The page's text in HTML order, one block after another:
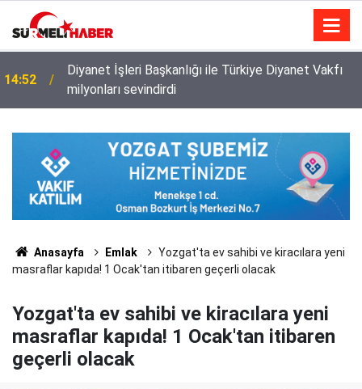
14:52
Diyanet İşleri Başkanlığı ile Türkiye Diyanet Vakfı
milyonları sevindirdi
Anasayfa Emlak
Yozgat'ta ev sahibi ve kiracılara yeni
masraflar kapıda! 1 Ocak'tan itibaren geçerli olacak
Yozgat'ta ev sahibi ve kiracılara yeni
masraflar kapıda! 1 Ocak'tan itibaren
geçerli olacak